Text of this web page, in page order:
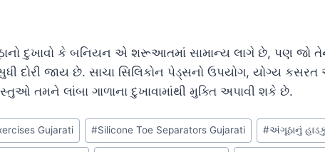
દુખાવો કે બનિયન એ શરૂઆતમાં સામાન્ય લાગે છે, પણ જો
દોરી જાય છે. સાચા સિલિકોન પેડ્સનો ઉપયોગ, યોગ્ય
તમને લાંબા ગાળાના દુખાવામાંથી મુક્તિ અપાવી શકે છે.
Gujarati #Silicone Toe Separators Gujarati #અંગૂઠાનું